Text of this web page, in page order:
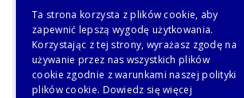
Ta strona korzysta z plików cookie, aby
zapewnić lepszą wygodę użytkowania.
Korzystając z tej strony, wyrażasz zgodę na
używanie przez nas wszystkich plików
cookie zgodnie z warunkami naszej polityki
plików cookie. Dowiedz się więcej